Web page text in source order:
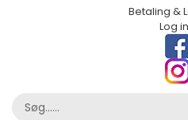
Betaling &
Log